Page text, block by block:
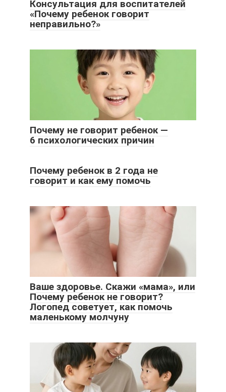
Консультация для воспитателей
«Почему ребенок говорит
неправильно?»
Почему не говорит ребенок —
6 психологических причин
Почему ребенок в 2 года не
говорит и как ему помочь
Ваше здоровье. Скажи «мама», или
Почему ребенок не говорит?
Логопед советует, как помочь
маленькому молчуну